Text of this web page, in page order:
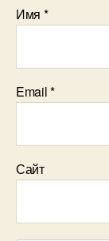
Имя *
Email*
Сайт